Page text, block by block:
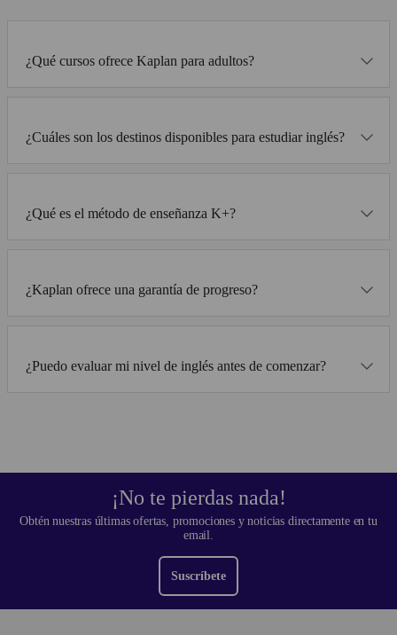
¿Qué cursos ofrece Kaplan para adultos?
¿Cuáles son los destinos disponibles para estudiar inglés?
¿Qué es el método de enseñanza K+?
¿Kaplan ofrece una garantía de progreso?
¿Puedo evaluar mi nivel de inglés antes de comenzar?
¡No te pierdas nada!
Obtén nuestras últimas ofertas, promociones y noticias directamente en tu
email.
Suscríbete